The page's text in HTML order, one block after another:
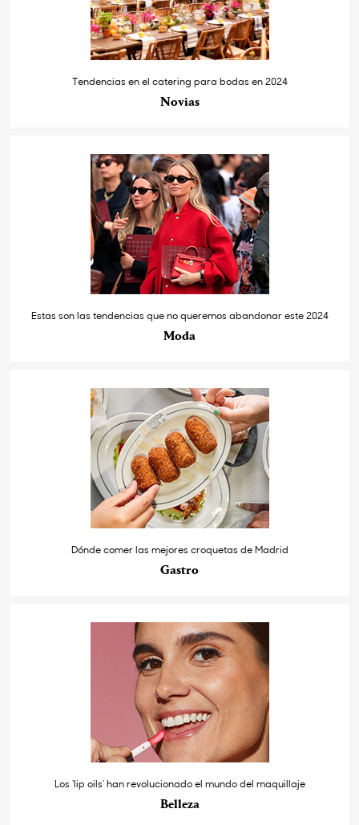
Tendencias en el catering para bodas en 2024
Novias
Estas son las tendencias que no queremos abandonar este 2024
Moda
Dónde comer las mejores croquetas de Madrid
Gastro
Los ‘lip oils’ han revolucionado el mundo del maquillaje
Belleza